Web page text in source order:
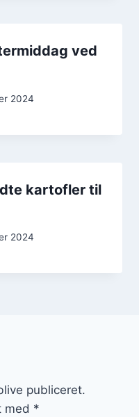
ved
2024
kartofler til
2024
publiceret.
med *